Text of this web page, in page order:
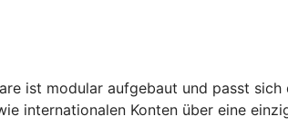
ist modular aufgebaut und passt
internationalen Konten über eine